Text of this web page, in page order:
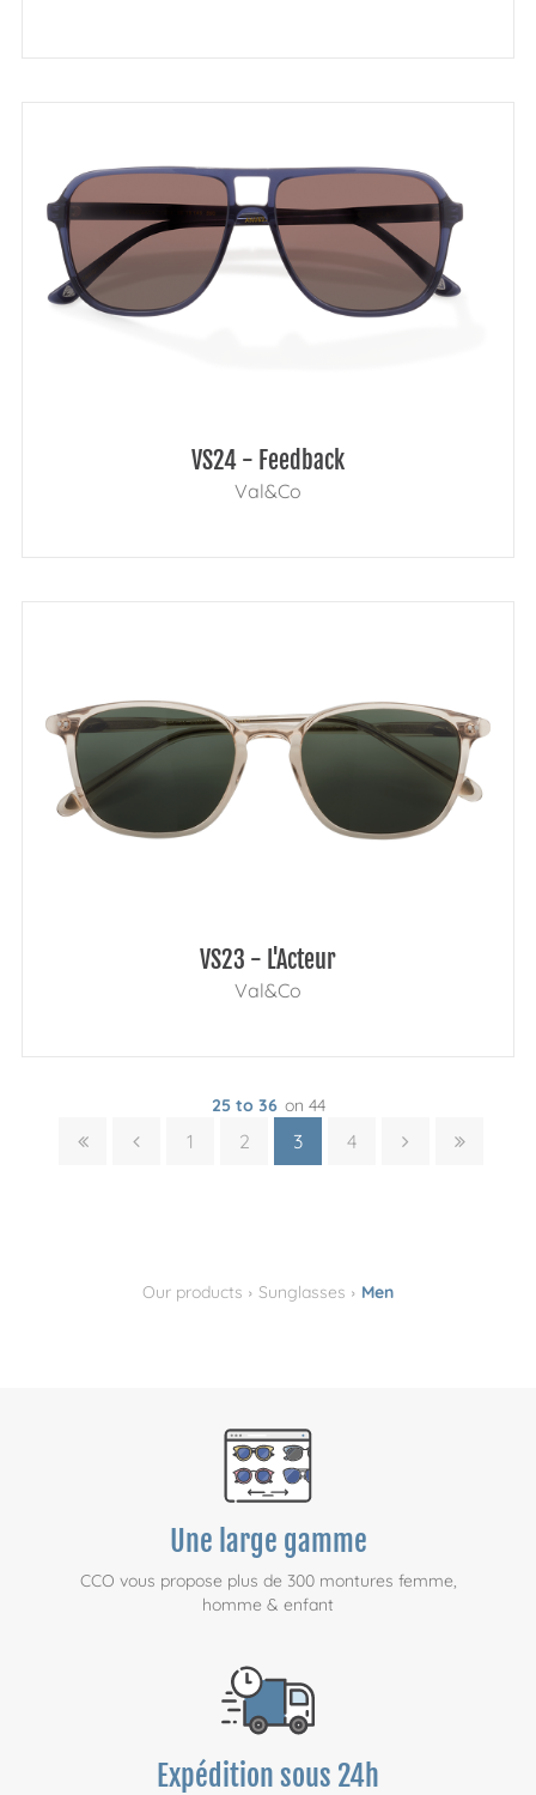
Our products › Sunglasses › Men
VS24 - Feedback
Val&Co
VS23 - L'Acteur
Val&Co
25 to 36 on 44
1 2 3 4
Une large gamme
CCO vous propose plus de 300 montures femme,
homme & enfant
Expédition sous 24h